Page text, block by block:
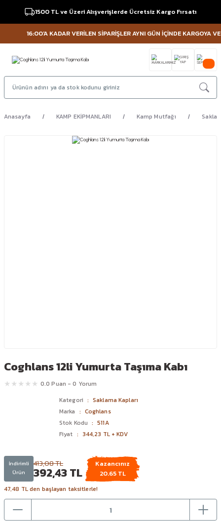
1500 TL ve Üzeri Alışverişlerde Ücretsiz Kargo Fırsatı
16:00'A KADAR VERİLEN SİPARİŞLER AYNI GÜN İÇİNDE KARGOYA
Anasayfa KAMP EKİPMANLARI Kamp Mutfağı
Coghlans 12li Yumurta Taşıma Kabı
0.0 Puan - 0 Yorum
Kategori
Saklama Kapları
Marka
Coghlans
Stok Kodu
511A
Fiyat
344,23 TL + KDV
İndirimli
Ürün
413,08 TL
392,43 TL
Kazancınız
20.65 TL
47,48 TL den başlayan taksitlerle!